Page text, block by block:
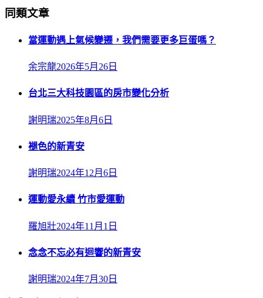
同類文章
當運動遇上氣候變遷，我們需要更多巨蛋嗎？
余宗龍2026年5月26日
台北三大科技園區的房市變化分析
謝明瑞2025年8月6日
褪色的新青安
謝明瑞2024年12月6日
運動愛永續 竹市愛運動
羅旭壯2024年11月1日
念念不忘必有迴響的新青安
謝明瑞2024年7月30日